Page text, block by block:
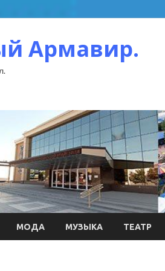
Армавир.
МОДА МУЗЫКА ТЕАТР